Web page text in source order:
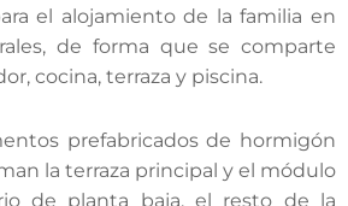
el alojamiento de la familia en
de forma que se comparte
cocina, terraza y piscina.
prefabricados de hormigón
la terraza principal y el módulo
de planta baja. el resto de la